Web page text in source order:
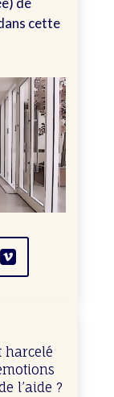
cette
harcelé
l’aide ?